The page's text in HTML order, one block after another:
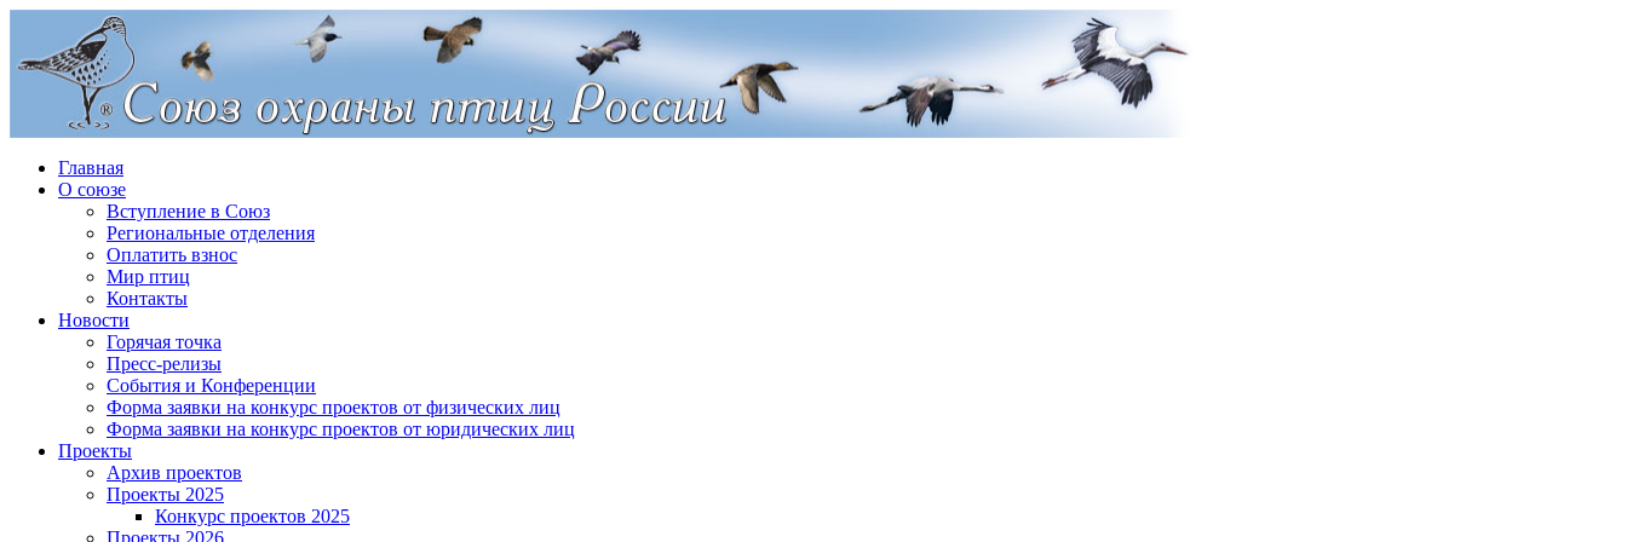
Главная
О союзе
Вступление в Союз
Региональные отделения
Оплатить взнос
Мир птиц
Контакты
Новости
Горячая точка
Пресс-релизы
События и Конференции
Форма заявки на конкурс проектов от физических лиц
Форма заявки на конкурс проектов от юридических лиц
Проекты
Архив проектов
Проекты 2025
Конкурс проектов 2025
Проекты 2026